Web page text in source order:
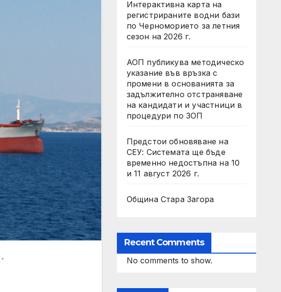
Интерактивна карта на
регистрираните водни бази
по Черноморието за летния
сезон на 2026 г.
АОП публикува методическо
указание във връзка с
промени в основанията за
задължително отстраняване
на кандидати и участници в
процедури по ЗОП
Предстои обновяване на
СЕУ: Системата ще бъде
временно недостъпна на 10
и 11 август 2026 г.
Община Стара Загора
Recent Comments
No comments to show.